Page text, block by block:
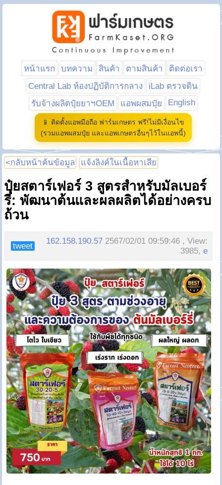
หน้าแรก บทความ สินค้า ตามสินค้า
ติดต่อเรา
Central Lab ห้องปฏิบัติการกลาง
iLab ตรวจดิน
รับจ้างผลิตปุ๋ยยาฯOEM
แอพผสมปุ๋ย English
📱 ติดตั้งแอพมือถือ ฟาร์มเกษตร ฟรี!ไม่มีเงื่อนไข
(รวมแอพผสมปุ๋ย และแอพเกษตรอื่นๆไว้ในแอพนี้)
<กลับหน้าค้นข้อมูล แจ้งลิงค์ในเนื้อหาเสีย
ปุ๋ยสตาร์เฟอร์ 3 สูตรสำหรับมัลเบอร์
รี่: พัฒนาต้นและผลผลิตได้อย่างครบ
ถ้วน
tweet
162.158.190.57 2567/02/01 09:59:46 , View:
3985,e